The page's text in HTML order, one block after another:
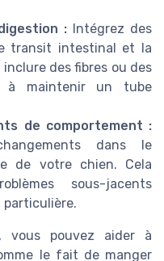
:Intégrez des
transit intestinal et la
des fibres ou des
à maintenir un tube
de comportement :
dans le
de votre chien. Cela
sous-jacents
vous pouvez aider à
le fait de manger